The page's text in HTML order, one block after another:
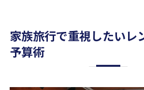
レンタサイクル料金を抑え
京都府観光に便利なレンタサイク
家族旅行で重視したいレ
予算術